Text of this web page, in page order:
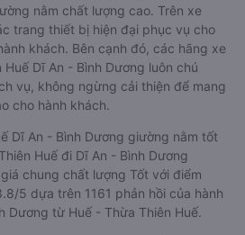
nằm chất lượng cao. Trên xe
trang thiết bị hiện đại phục vụ cho
khách. Bên cạnh đó, các hãng xe
Dĩ An - Bình Dương luôn chú
vụ, không ngừng cải thiện để mang
cho hành khách.
Dĩ An - Bình Dương giường nằm tốt
Huế đi Dĩ An - Bình Dương
chung chất lượng Tốt với điểm
5 dựa trên 1161 phản hồi của hành
Dương từ Huế - Thừa Thiên Huế.